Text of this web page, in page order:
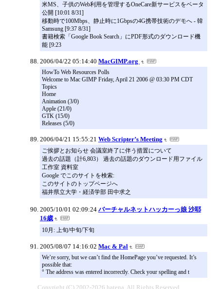
米MS、子供のWeb利用を管理するOneCare新サービスをベータ
公開 [10:01 8/31]
移動時で100Mbps、静止時に1Gbpsの4G携帯技術のデモへ - 韓
Samsung [9:37 8/31]
書籍検索「Google Book Search」にPDF形式のダウンロード機
能 [9:23
2006/04/22 05:14:40 MacGIMP.org
HowTo Web Resources Polls
Welcome to Mac GIMP Friday, April 21 2006 @ 03:30 PM CDT
Topics
Home
Animation (3/0)
Apple (21/0)
GTK (15/0)
Releases (5/0)
2006/04/21 15:55:21 Web Scripter’s Meeting
ご挨拶とお知らせ 会議室終了に伴う措置について
過去の話題（計6,803） 過去の話題のダウンロード用ファイル
工作室 資料室
Google でこのサイトを検索:
このサイトのトップページへ
福井県立大学・経済学部 田中求之
2005/10/01 02:09:24 バーチャルネットハッカーっ娘 沙耶
16歳
10月: 上旬/中旬/下旬
2005/08/07 14:16:02 Mac & Pal
We’re sorry, but we can’t find the HomePage you’ve requested. It’s
possible that:
° The address was entered incorrectly. Check your spelling and t